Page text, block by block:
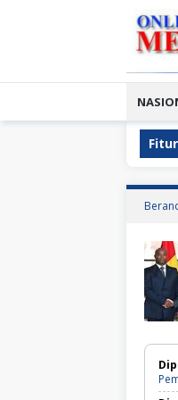
Merah Putih 300 Meter,